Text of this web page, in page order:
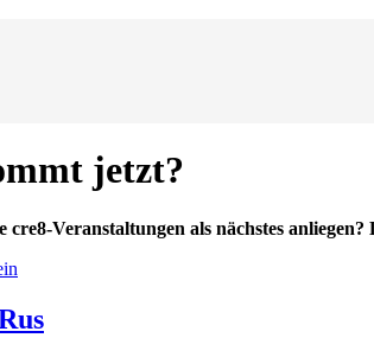
jetzt?
cre8-Veranstaltungen als nächstes